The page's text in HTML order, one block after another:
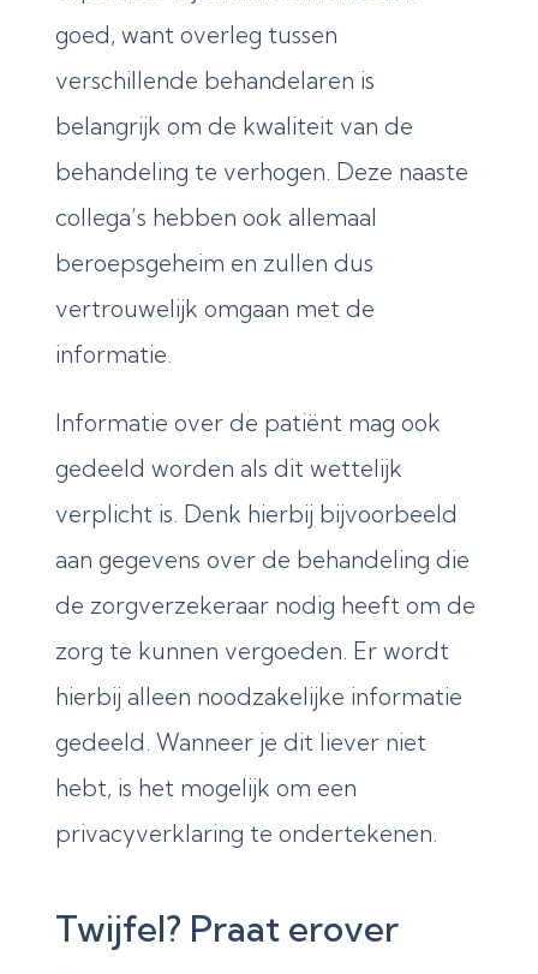
goed, want overleg tussen
verschillende behandelaren is
belangrijk om de kwaliteit van de
behandeling te verhogen. Deze naaste
collega’s hebben ook allemaal
beroepsgeheim en zullen dus
vertrouwelijk omgaan met de
informatie.
Informatie over de patiënt mag ook
gedeeld worden als dit wettelijk
verplicht is. Denk hierbij bijvoorbeeld
aan gegevens over de behandeling die
de zorgverzekeraar nodig heeft om de
zorg te kunnen vergoeden. Er wordt
hierbij alleen noodzakelijke informatie
gedeeld. Wanneer je dit liever niet
hebt, is het mogelijk om een
privacyverklaring te ondertekenen.
Twijfel? Praat erover